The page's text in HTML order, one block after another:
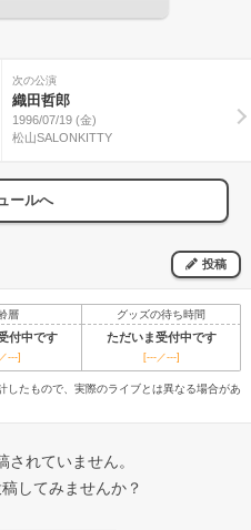
次の公演
織田哲郎
1996/07/19 (金)
松山SALONKITTY
ールへ
投稿
層 グッズの待ち時間
付中です ただいま受付中です
---] [---／---]
たもので、実際のライブとは異なる場合があ
されていません。
してみませんか？